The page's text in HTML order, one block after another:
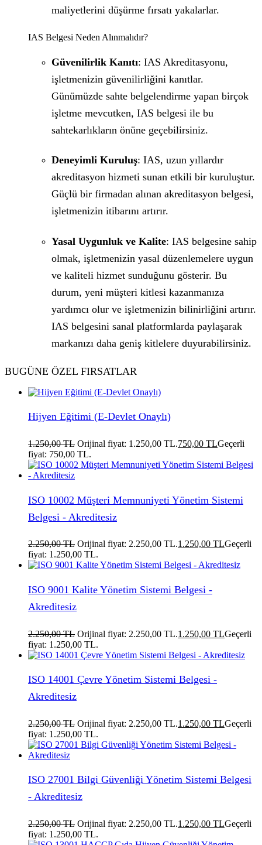
maliyetlerini düşürme fırsatı yakalarlar.
IAS Belgesi Neden Alınmalıdır?
Güvenilirlik Kanıtı: IAS Akreditasyonu,
işletmenizin güvenilirliğini kanıtlar.
Günümüzde sahte belgelendirme yapan birçok
işletme mevcutken, IAS belgesi ile bu
sahtekarlıkların önüne geçebilirsiniz.
Deneyimli Kuruluş: IAS, uzun yıllardır
akreditasyon hizmeti sunan etkili bir kuruluştur.
Güçlü bir firmadan alınan akreditasyon belgesi,
işletmenizin itibarını artırır.
Yasal Uygunluk ve Kalite: IAS belgesine sahip
olmak, işletmenizin yasal düzenlemelere uygun
ve kaliteli hizmet sunduğunu gösterir. Bu
durum, yeni müşteri kitlesi kazanmanıza
yardımcı olur ve işletmenizin bilinirliğini artırır.
IAS belgesini sanal platformlarda paylaşarak
markanızı daha geniş kitlelere duyurabilirsiniz.
BUGÜNE ÖZEL FIRSATLAR
Hijyen Eğitimi (E-Devlet Onaylı)
1.250,00TL Orijinal fiyat: 1.250,00 TL.750,00 TLGeçerli
fiyat: 750,00 TL.
ISO 10002 Müşteri Memnuniyeti Yönetim Sistemi
Belgesi - Akreditesiz
2.250,00TL Orijinal fiyat: 2.250,00 TL.1.250,00 TLGeçerli
fiyat: 1.250,00 TL.
ISO 9001 Kalite Yönetim Sistemi Belgesi -
Akreditesiz
2.250,00TL Orijinal fiyat: 2.250,00 TL.1.250,00 TLGeçerli
fiyat: 1.250,00 TL.
ISO 14001 Çevre Yönetim Sistemi Belgesi -
Akreditesiz
2.250,00TL Orijinal fiyat: 2.250,00 TL.1.250,00 TLGeçerli
fiyat: 1.250,00 TL.
ISO 27001 Bilgi Güvenliği Yönetim Sistemi Belgesi
- Akreditesiz
2.250,00TL Orijinal fiyat: 2.250,00 TL.1.250,00 TLGeçerli
fiyat: 1.250,00 TL.